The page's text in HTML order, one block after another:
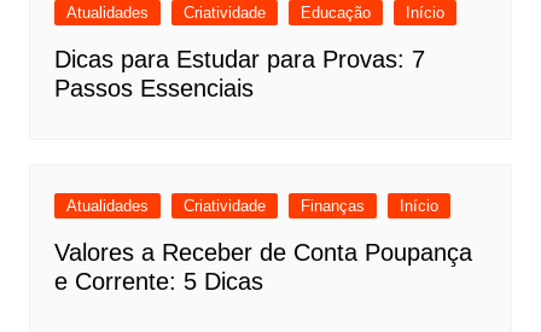
Atualidades Criatividade Educação Início
Dicas para Estudar para Provas: 7
Passos Essenciais
Atualidades Criatividade Finanças Início
Valores a Receber de Conta Poupança
e Corrente: 5 Dicas